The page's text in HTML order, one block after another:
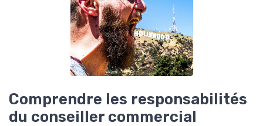
Comprendre les responsabilités
du conseiller commercial